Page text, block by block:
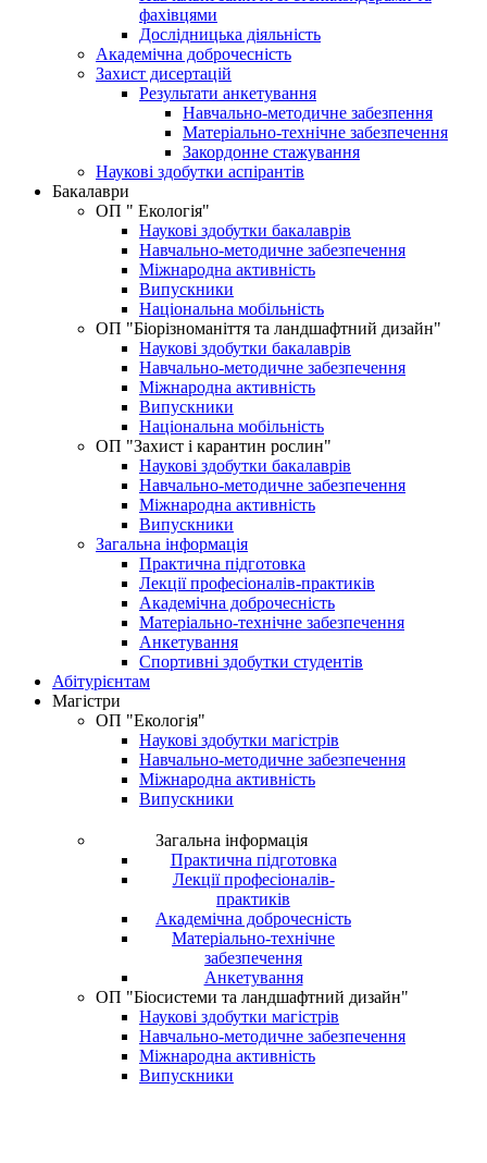
фахівцями
Дослідницька діяльність
Академічна доброчесність
Захист дисертацій
Результати анкетування
Навчально-методичне забезпення
Матеріально-технічне забезпечення
Закордонне стажування
Наукові здобутки аспірантів
Бакалаври
ОП " Екологія"
Наукові здобутки бакалаврів
Навчально-методичне забезпечення
Міжнародна активність
Випускники
Національна мобільність
ОП "Біорізноманіття та ландшафтний дизайн"
Наукові здобутки бакалаврів
Навчально-методичне забезпечення
Міжнародна активність
Випускники
Національна мобільність
OП "Захист і карантин рослин"
Наукові здобутки бакалаврів
Навчально-методичне забезпечення
Міжнародна активність
Випускники
Загальна інформація
Практична підготовка
Лекції професіоналів-практиків
Академічна доброчесність
Матеріально-технічне забезпечення
Анкетування
Спортивні здобутки студентів
Абітурієнтам
Магістри
ОП "Екологія"
Наукові здобутки магістрів
Навчально-методичне забезпечення
Міжнародна активність
Випускники
Загальна інформація
Практична підготовка
Лекції професіоналів-
практиків
Академічна доброчесність
Матеріально-технічне
забезпечення
Анкетування
ОП "Біосистеми та ландшафтний дизайн"
Наукові здобутки магістрів
Навчально-методичне забезпечення
Міжнародна активність
Випускники